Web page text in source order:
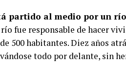
partido al medio por un
río fue responsable de hacer
500 habitantes. Diez años
todo por delante, sin